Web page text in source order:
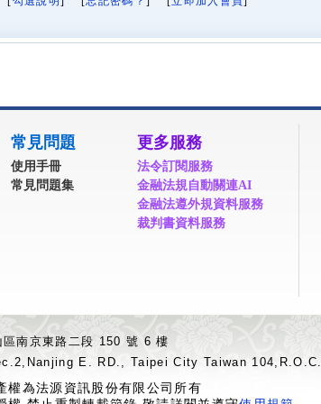
常見問題
使用手冊
常見問題集
更多服務
法令訂閱服務
金融法規自動關連AI
金融法遵外規資料服務
裁判書資料服務
區南京東路二段 150 號 6 樓
E. RD., Taipei City Taiwan 104,R.O.C.
權為法源資訊股份有限公司所有